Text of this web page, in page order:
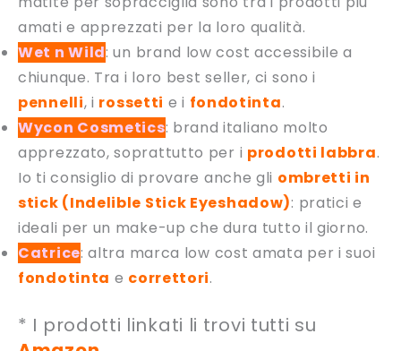
amati e apprezzati per la loro qualità.
Wet n Wild: un brand low cost accessibile a
chiunque. Tra i loro best seller, ci sono i
pennelli, i rossetti e i fondotinta.
Wycon Cosmetics: brand italiano molto
apprezzato, soprattutto per i prodotti labbra.
Io ti consiglio di provare anche gli ombretti in
stick (Indelible Stick Eyeshadow): pratici e
ideali per un make-up che dura tutto il giorno.
Catrice: altra marca low cost amata per i suoi
fondotinta e correttori.
* I prodotti linkati li trovi tutti su